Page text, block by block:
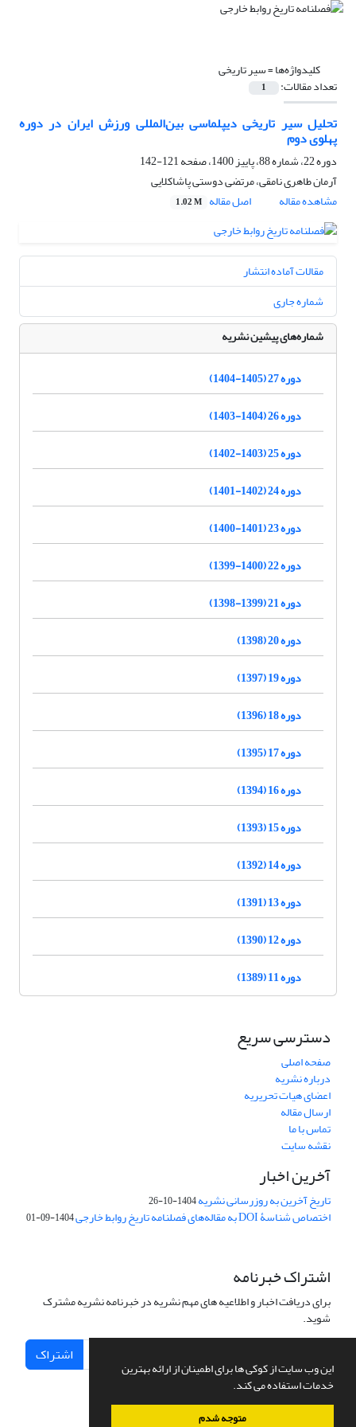
این وب سایت از کوکی ها برای اطمینان از ارائه بهترین
خدمات استفاده می کند.
متوجه شدم
کلیدواژه‌ها =سیر تاریخی
تعداد مقالات: 1
تحلیل سیر تاریخی دیپلماسی بین‌المللی ورزش ایران در دوره
پهلوی دوم
دوره 22، شماره 88، پاییز 1400، صفحه
121-142
آرمان طاهری نامقی، مرتضی دوستی پاشاکلایی
مشاهده مقاله
اصل مقاله 1.02 M
مقالات آماده انتشار
شماره جاری
شماره‌های پیشین نشریه
دوره 27 (1405-1404)
دوره 26 (1404-1403)
دوره 25 (1403-1402)
دوره 24 (1402-1401)
دوره 23 (1401-1400)
دوره 22 (1400-1399)
دوره 21 (1399-1398)
دوره 20 (1398)
دوره 19 (1397)
دوره 18 (1396)
دوره 17 (1395)
دوره 16 (1394)
دوره 15 (1393)
دوره 14 (1392)
دوره 13 (1391)
دوره 12 (1390)
دوره 11 (1389)
دسترسی سریع
صفحه اصلی
درباره نشریه
اعضای هیات تحریریه
ارسال مقاله
تماس با ما
نقشه سایت
آخرین اخبار
تاریخ آخرین به روزرسانی نشریه1404-10-26
اختصاص شناسۀ DOI به مقاله‌های فصلنامه تاریخ روابط خارجی 1404-09-01
اشتراک خبرنامه
برای دریافت اخبار و اطلاعیه های مهم نشریه در خبرنامه نشریه مشترک
شوید.
اشتراک